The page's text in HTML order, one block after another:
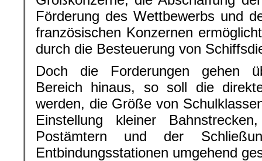
Förderung des Wettbewerbs und
französischen Konzernen
durch die Besteuerung von
Doch die Forderungen gehen
Bereich hinaus, so soll die
werden, die Größe von
Einstellung kleiner
Postämtern und der
Entbindungsstationen umgehend